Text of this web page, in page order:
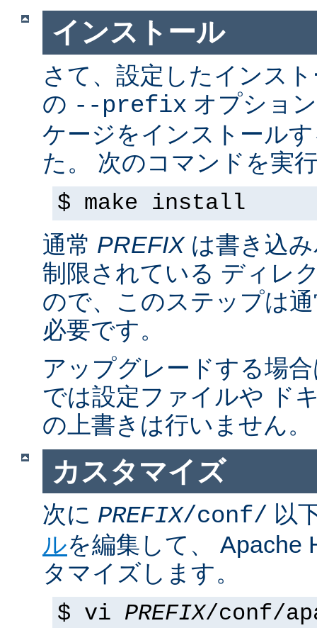
インストール
さて、設定したインス
の --prefix オプショ
ケージをインストール
た。 次のコマンドを実
$ make install
通常 PREFIXは書き込
制限されている ディレ
ので、このステップは
必要です。
アップグレードする場
では設定ファイルや ド
の上書きは行いません。
カスタマイズ
次に PREFIX/conf/ 以
ルを編集して、 Apache
タマイズします。
$ vi PREFIX/conf/